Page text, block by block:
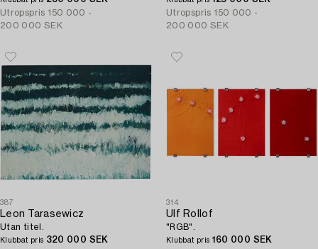
Utropspris 150 000 -
200 000 SEK
Utropspris 150 000 -
200 000 SEK
387
Leon Tarasewicz
Utan titel.
Klubbat pris 320 000 SEK
314
Ulf Rollof
"RGB".
Klubbat pris 160 000 SEK